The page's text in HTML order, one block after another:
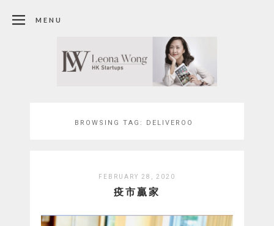
MENU
BROWSING TAG: DELIVEROO
FEBRUARY 28, 2020
疫市贏家